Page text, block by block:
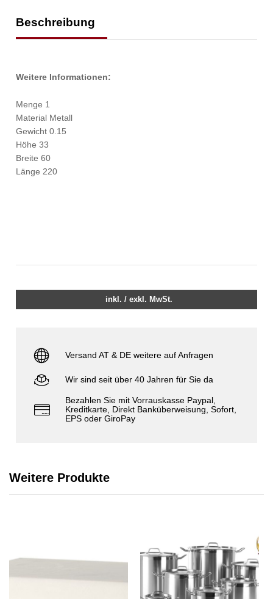
Beschreibung
Weitere Informationen:
Menge 1
Material Metall
Gewicht 0.15
Höhe 33
Breite 60
Länge 220
inkl. / exkl. MwSt.
Versand AT & DE weitere auf Anfragen
Wir sind seit über 40 Jahren für Sie da
Bezahlen Sie mit Vorrauskasse Paypal,
Kreditkarte, Direkt Banküberweisung, Sofort,
EPS oder GiroPay
Weitere Produkte